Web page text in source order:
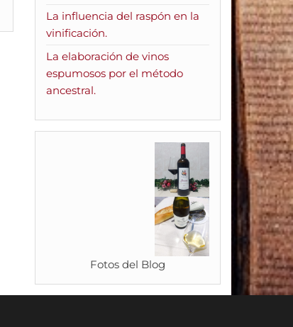
La influencia del raspón en la
vinificación.
La elaboración de vinos
espumosos por el método
ancestral.
Fotos del Blog